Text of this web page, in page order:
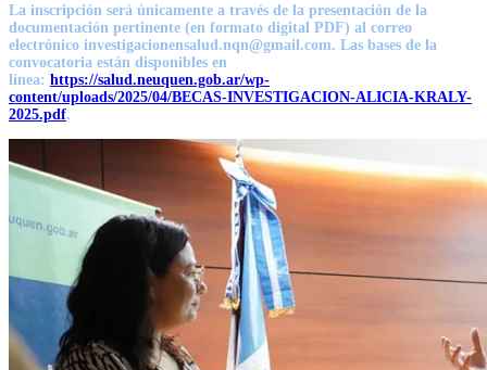
La inscripción será únicamente a través de la presentación de la
documentación pertinente (en formato digital PDF) al correo
electrónico investigacionensalud.nqn@gmail.com. Las bases de la
convocatoria están disponibles en
línea: https://salud.neuquen.gob.ar/wp-
content/uploads/2025/04/BECAS-INVESTIGACION-ALICIA-KRALY-
2025.pdf.